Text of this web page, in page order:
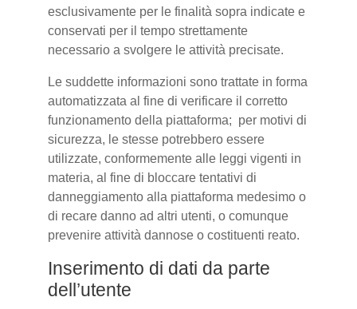
esclusivamente per le finalità sopra indicate e
conservati per il tempo strettamente
necessario a svolgere le attività precisate.
Le suddette informazioni sono trattate in forma
automatizzata al fine di verificare il corretto
funzionamento della piattaforma; per motivi di
sicurezza, le stesse potrebbero essere
utilizzate, conformemente alle leggi vigenti in
materia, al fine di bloccare tentativi di
danneggiamento alla piattaforma medesimo o
di recare danno ad altri utenti, o comunque
prevenire attività dannose o costituenti reato.
Inserimento di dati da parte
dell’utente